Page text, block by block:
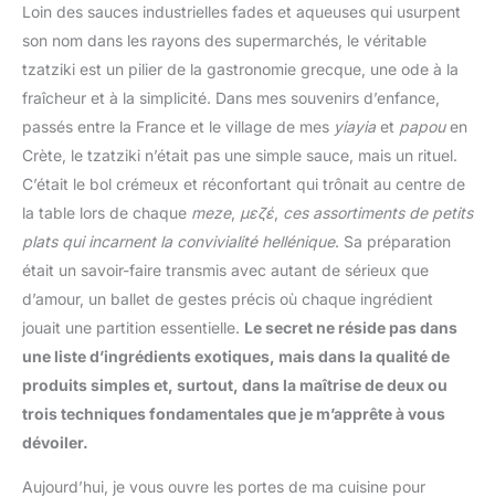
Loin des sauces industrielles fades et aqueuses qui usurpent
son nom dans les rayons des supermarchés, le véritable
tzatziki est un pilier de la gastronomie grecque, une ode à la
fraîcheur et à la simplicité. Dans mes souvenirs d’enfance,
passés entre la France et le village de mes yiayia et papouen
Crète, le tzatziki n’était pas une simple sauce, mais un rituel.
C’était le bol crémeux et réconfortant qui trônait au centre de
la table lors de chaque meze, μεζέ ces assortiments de petits
plats qui incarnent la convivialité hellénique. Sa préparation
était un savoir-faire transmis avec autant de sérieux que
d’amour, un ballet de gestes précis où chaque ingrédient
jouait une partition essentielle. Le secret ne réside pas dans
une liste d’ingrédients exotiques, mais dans la qualité de
produits simples et, surtout, dans la maîtrise de deux ou
trois techniques fondamentales que je m’apprête à vous
dévoiler.
Aujourd’hui, je vous ouvre les portes de ma cuisine pour